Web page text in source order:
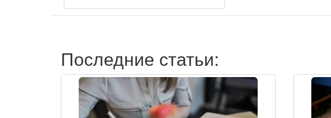
Последние статьи: